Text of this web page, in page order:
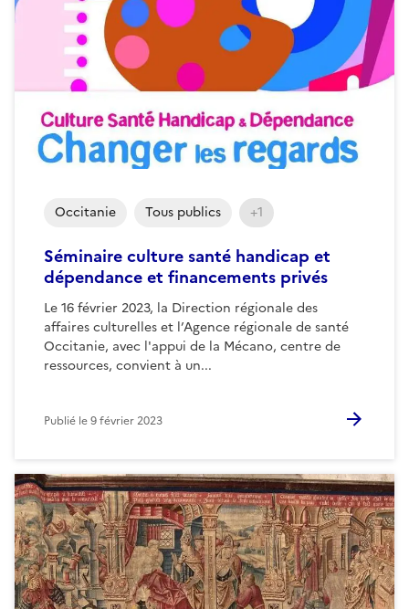
Séminaire culture santé handicap et
dépendance et financements privés
Le 16 février 2023, la Direction régionale des
affaires culturelles et l’Agence régionale de santé
Occitanie, avec l'appui de la Mécano, centre de
ressources, convient à un...
Occitanie Tous publics +1
Publié le9 février 2023